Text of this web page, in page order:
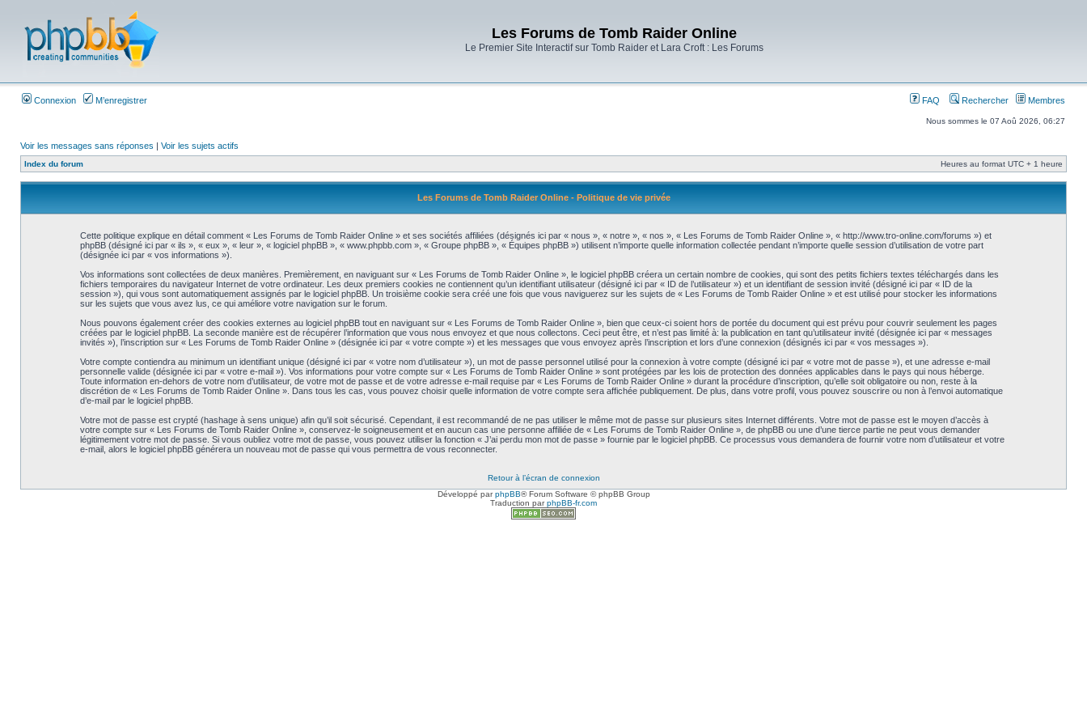
Les Forums de Tomb Raider Online
Le Premier Site Interactif sur Tomb Raider et Lara Croft : Les Forums
Connexion M’enregistrer FAQ Rechercher Membres
Nous sommes le 07 Aoû 2026, 06:27
Voir les messages sans réponses | Voir les sujets actifs
Index du forum Heures au format UTC + 1 heure
Les Forums de Tomb Raider Online - Politique de vie privée
Cette politique explique en détail comment « Les Forums de Tomb Raider Online » et ses sociétés affiliées (désignés ici par « nous », « notre », « nos », « Les Forums de Tomb Raider Online », « http://www.tro-online.com/forums ») et
phpBB (désigné ici par « ils », « eux », « leur », « logiciel phpBB », « www.phpbb.com », « Groupe phpBB », « Équipes phpBB ») utilisent n’importe quelle information collectée pendant n’importe quelle session d’utilisation de votre part
(désignée ici par « vos informations »).
Vos informations sont collectées de deux manières. Premièrement, en naviguant sur « Les Forums de Tomb Raider Online », le logiciel phpBB créera un certain nombre de cookies, qui sont des petits fichiers textes téléchargés dans les
fichiers temporaires du navigateur Internet de votre ordinateur. Les deux premiers cookies ne contiennent qu’un identifiant utilisateur (désigné ici par « ID de l’utilisateur ») et un identifiant de session invité (désigné ici par « ID de la
session »), qui vous sont automatiquement assignés par le logiciel phpBB. Un troisième cookie sera créé une fois que vous naviguerez sur les sujets de « Les Forums de Tomb Raider Online » et est utilisé pour stocker les informations
sur les sujets que vous avez lus, ce qui améliore votre navigation sur le forum.
Nous pouvons également créer des cookies externes au logiciel phpBB tout en naviguant sur « Les Forums de Tomb Raider Online », bien que ceux-ci soient hors de portée du document qui est prévu pour couvrir seulement les pages
créées par le logiciel phpBB. La seconde manière est de récupérer l’information que vous nous envoyez et que nous collectons. Ceci peut être, et n’est pas limité à: la publication en tant qu’utilisateur invité (désignée ici par « messages
invités »), l’inscription sur « Les Forums de Tomb Raider Online » (désignée ici par « votre compte ») et les messages que vous envoyez après l’inscription et lors d’une connexion (désignés ici par « vos messages »).
Votre compte contiendra au minimum un identifiant unique (désigné ici par « votre nom d’utilisateur »), un mot de passe personnel utilisé pour la connexion à votre compte (désigné ici par « votre mot de passe »), et une adresse e-mail
personnelle valide (désignée ici par « votre e-mail »). Vos informations pour votre compte sur « Les Forums de Tomb Raider Online » sont protégées par les lois de protection des données applicables dans le pays qui nous héberge.
Toute information en-dehors de votre nom d’utilisateur, de votre mot de passe et de votre adresse e-mail requise par « Les Forums de Tomb Raider Online » durant la procédure d’inscription, qu’elle soit obligatoire ou non, reste à la
discrétion de « Les Forums de Tomb Raider Online ». Dans tous les cas, vous pouvez choisir quelle information de votre compte sera affichée publiquement. De plus, dans votre profil, vous pouvez souscrire ou non à l’envoi automatique
d’e-mail par le logiciel phpBB.
Votre mot de passe est crypté (hashage à sens unique) afin qu’il soit sécurisé. Cependant, il est recommandé de ne pas utiliser le même mot de passe sur plusieurs sites Internet différents. Votre mot de passe est le moyen d’accès à
votre compte sur « Les Forums de Tomb Raider Online », conservez-le soigneusement et en aucun cas une personne affiliée de « Les Forums de Tomb Raider Online », de phpBB ou une d’une tierce partie ne peut vous demander
légitimement votre mot de passe. Si vous oubliez votre mot de passe, vous pouvez utiliser la fonction « J’ai perdu mon mot de passe » fournie par le logiciel phpBB. Ce processus vous demandera de fournir votre nom d’utilisateur et votre
e-mail, alors le logiciel phpBB générera un nouveau mot de passe qui vous permettra de vous reconnecter.
Retour à l’écran de connexion
Développé parphpBB® Forum Software © phpBB Group
Traduction parphpBB-fr.com